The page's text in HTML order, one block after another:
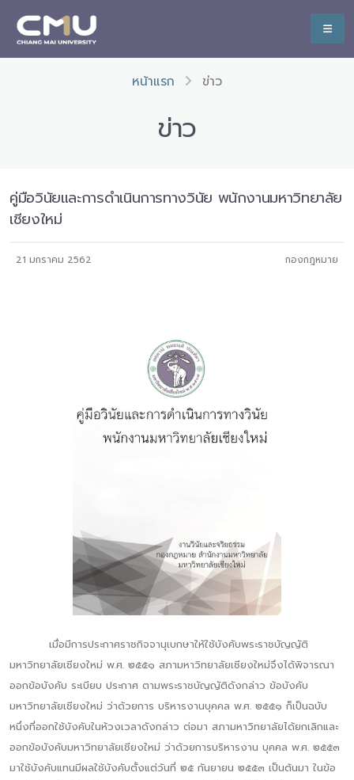
หน้าแรก ข่าว
ข่าว
คู่มือวินัยและการดำเนินการทางวินัย พนักงานมหาวิทยาลัย
เชียงใหม่
21 มกราคม 2562 กองกฎหมาย
เมื่อมีการประกาศราชกิจจานุเบกษาให้ใช้บังคับพระราชบัญญัติ
มหาวิทยาลัยเชียงใหม่ พ.ศ. ๒๕๕๑ สภามหาวิทยาลัยเชียงใหม่จึงได้พิจารณา
ออกข้อบังคับ ระเบียบ ประกาศ ตามพระราชบัญญัติดังกล่าว ข้อบังคับ
มหาวิทยาลัยเชียงใหม่ ว่าด้วยการ บริหารงานบุคคล พ.ศ. ๒๕๕๑ ก็เป็นฉบับ
หนึ่งที่ออกใช้บังคับในห้วงเวลาดังกล่าว ต่อมา สภามหาวิทยาลัยได้ยกเลิกและ
ออกข้อบังคับมหาวิทยาลัยเชียงใหม่ ว่าด้วยการบริหารงาน บุคคล พ.ศ. ๒๕๕๓
มาใช้บังคับแทนมีผลใช้บังคับตั้งแต่วันที่ ๒๕ กันยายน ๒๕๕๓ เป็นต้นมา ในข้อ